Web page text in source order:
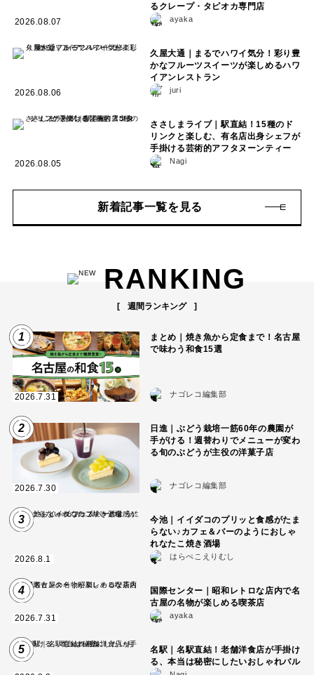
2026.08.07
るクレープ・タピオカ専門店
ayaka
2026.08.06
久屋大通｜まるでハワイ気分！彩り豊
かなフルーツスイーツが楽しめるハワ
イアンレストラン
juri
2026.08.05
ささしまライブ｜駅直結！15種のド
リンクと楽しむ、有名店出身シェフが
手掛ける芸術的アフタヌーンティー
Nagi
新着記事一覧を見る
RANKING
週間ランキング
1
2026.7.31
まとめ｜焼き魚から定食まで！名古屋
で味わう和食15選
ナゴレコ編集部
2
2026.7.30
日進｜ぶどう栽培一筋60年の農園が
手がける！週替わりでメニューが変わ
る旬のぶどうが主役の洋菓子店
ナゴレコ編集部
3
2026.8.1
今池｜イイダコのプリッと食感がたま
らない♪カフェ＆バーのようにおしゃ
れなたこ焼き酒場
はらぺこえりむし
4
2026.7.31
国際センター｜昭和レトロな店内で名
古屋の名物が楽しめる喫茶店
ayaka
5
名駅｜名駅直結！老舗洋食店が手掛け
る、本当は秘密にしたいおしゃれバル